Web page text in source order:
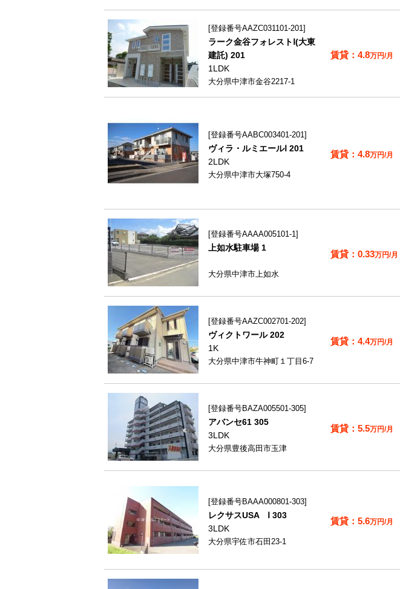
登録番号AAZC031101-201
ラーク金谷フォレストⅠ(大東
建託) 201
1LDK
大分県中津市金谷2217-1
4.8万円/月
登録番号AABC003401-201
ヴィラ・ルミエールⅠ 201
2LDK
大分県中津市大塚750-4
4.8万円/月
登録番号AAAA005101-1
上如水駐車場 1
大分県中津市上如水
0.33万円/月
登録番号AAZC002701-202
ヴィクトワール 202
1K
大分県中津市牛神町１丁目6-7
4.4万円/月
登録番号BAZA005501-305
アバンセ61 305
3LDK
大分県豊後高田市玉津
5.5万円/月
登録番号BAAA000801-303
レクサスUSA Ⅰ 303
3LDK
大分県宇佐市石田23-1
5.6万円/月